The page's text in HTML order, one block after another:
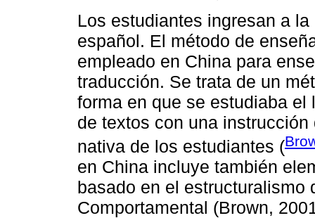
Los estudiantes ingresan a
español. El método de
empleado en China para
traducción. Se trata de un
forma en que se estudiaba
de textos con una
nativa de los estudiantes (
en China incluye también
basado en el estructuralismo
Comportamental (Brown,